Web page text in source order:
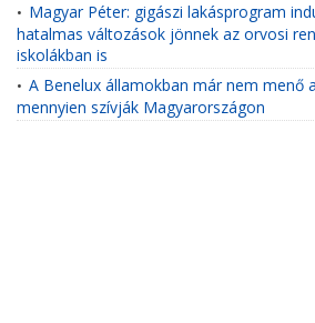
• Magyar Péter: gigászi lakásprogram
hatalmas változások jönnek az orvosi
iskolákban is
• A Benelux államokban már nem menő
mennyien szívják Magyarországon